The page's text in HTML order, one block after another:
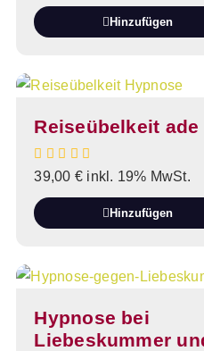
Hinzufügen
Reiseübelkeit ade
39,00 € inkl. 19% MwSt.
Hinzufügen
Hypnose bei
Liebeskummer